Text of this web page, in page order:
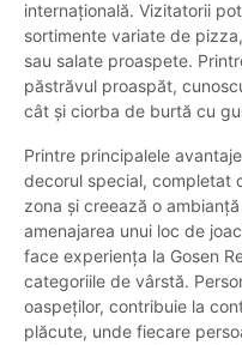
internațională. Vizitatorii
sortimente variate de
sau salate proaspete.
păstrăvul proaspăt,
cât și ciorba de burtă cu
Printre principalele
decorul special, completat
zona și creează o
amenajarea unui loc de
face experiența la Gosen
categoriile de vârstă.
oaspeților, contribuie la
plăcute, unde fiecare